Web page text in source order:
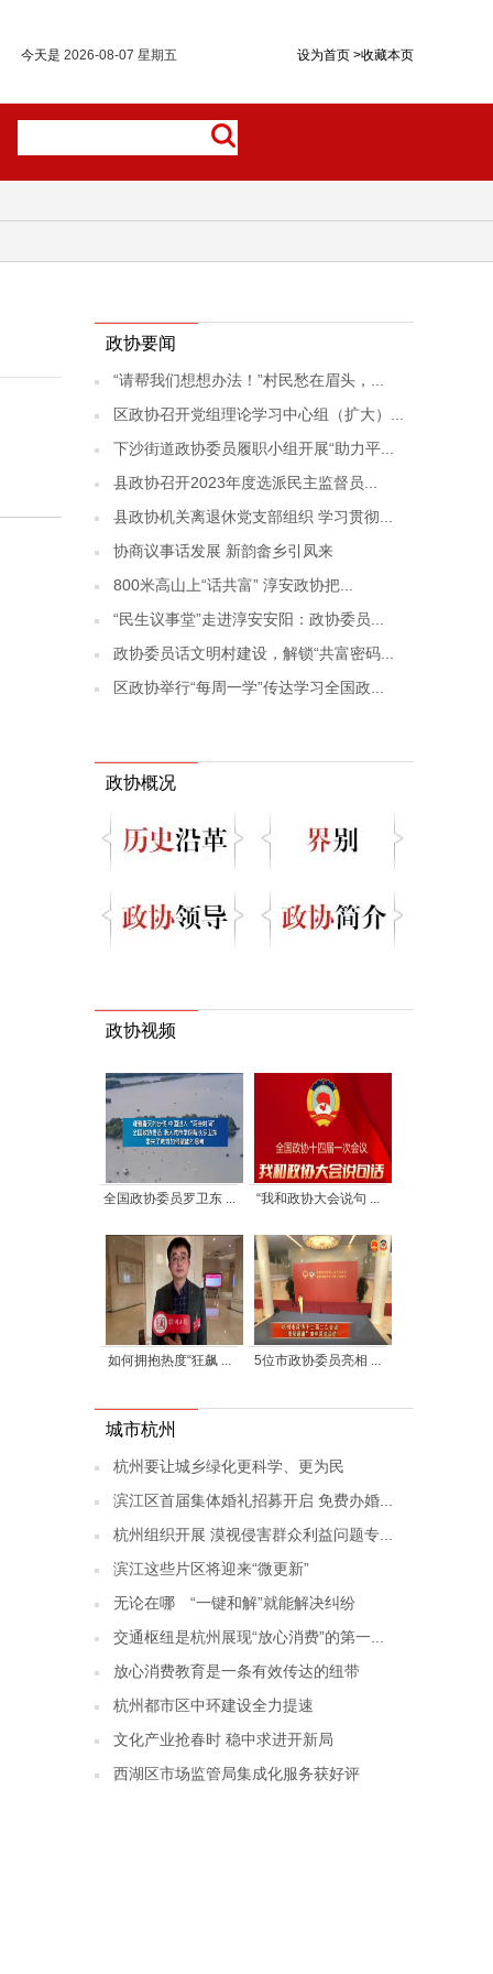
设为首页 >收藏本页
今天是 2026-08-07 星期五
政协要闻
“请帮我们想想办法！”村民愁在眉头，...
区政协召开党组理论学习中心组（扩大）...
下沙街道政协委员履职小组开展“助力平...
县政协召开2023年度选派民主监督员...
县政协机关离退休党支部组织 学习贯彻...
协商议事话发展 新韵畲乡引凤来
800米高山上“话共富” 淳安政协把...
“民生议事堂”走进淳安安阳：政协委员...
政协委员话文明村建设，解锁“共富密码...
区政协举行“每周一学”传达学习全国政...
政协概况
政协视频
全国政协委员罗卫东 ... “我和政协大会说句 ...
如何拥抱热度“狂飙 ... 5位市政协委员亮相 ...
城市杭州
杭州要让城乡绿化更科学、更为民
滨江区首届集体婚礼招募开启 免费办婚...
杭州组织开展 漠视侵害群众利益问题专...
滨江这些片区将迎来“微更新”
无论在哪 “一键和解”就能解决纠纷
交通枢纽是杭州展现“放心消费”的第一...
放心消费教育是一条有效传达的纽带
杭州都市区中环建设全力提速
文化产业抢春时 稳中求进开新局
西湖区市场监管局集成化服务获好评